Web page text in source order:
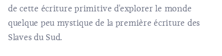
de cette écriture primitive d'explorer le monde
quelque peu mystique de la première écriture des
Slaves du Sud.